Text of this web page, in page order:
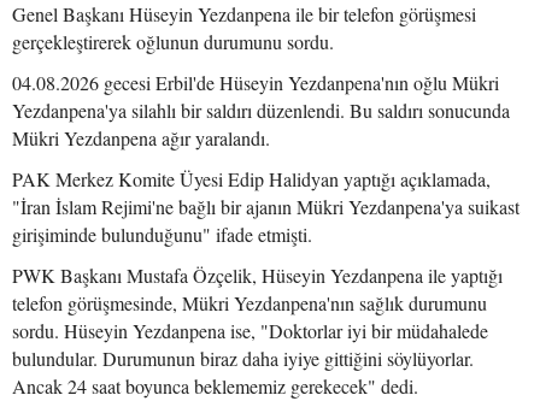
Genel Başkanı Hüseyin Yezdanpena ile bir telefon görüşmesi
gerçekleştirerek oğlunun durumunu sordu.
04.08.2026 gecesi Erbil'de Hüseyin Yezdanpena'nın oğlu Mükri
Yezdanpena'ya silahlı bir saldırı düzenlendi. Bu saldırı sonucunda
Mükri Yezdanpena ağır yaralandı.
PAK Merkez Komite Üyesi Edip Halidyan yaptığı açıklamada,
"İran İslam Rejimi'ne bağlı bir ajanın Mükri Yezdanpena'ya suikast
girişiminde bulunduğunu" ifade etmişti.
PWK Başkanı Mustafa Özçelik, Hüseyin Yezdanpena ile yaptığı
telefon görüşmesinde, Mükri Yezdanpena'nın sağlık durumunu
sordu. Hüseyin Yezdanpena ise, "Doktorlar iyi bir müdahalede
bulundular. Durumunun biraz daha iyiye gittiğini söylüyorlar.
Ancak 24 saat boyunca beklememiz gerekecek" dedi.